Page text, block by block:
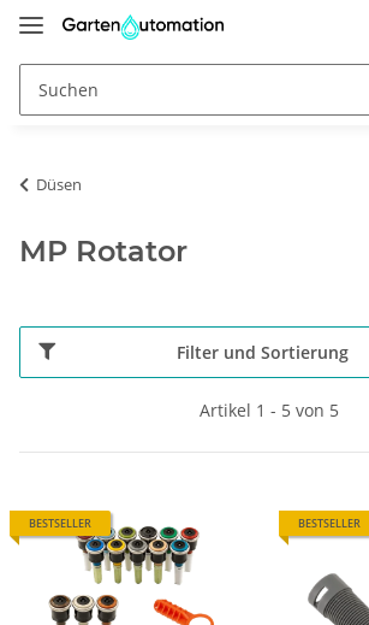
Düsen
MP Rotator
Filter und Sortierung
Artikel 1 - 5 von 5
BESTSELLER BESTSELLER